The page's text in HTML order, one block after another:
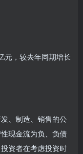
元，较去年同期增长
、制造、销售的公
现金流为负、负债
资者在考虑投资时